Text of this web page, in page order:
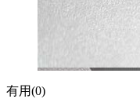
有用(0)